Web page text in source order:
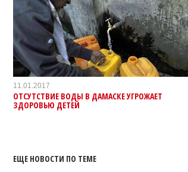
11.01.2017
ОТСУТСТВИЕ ВОДЫ В ДАМАСКЕ УГРОЖАЕТ
ЗДОРОВЬЮ ДЕТЕЙ
ЕЩЕ НОВОСТИ ПО ТЕМЕ